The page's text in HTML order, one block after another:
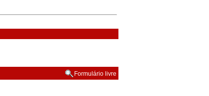
Formulário livre